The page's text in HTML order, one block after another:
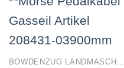
BOWDENZUG LANDMASCHINEN